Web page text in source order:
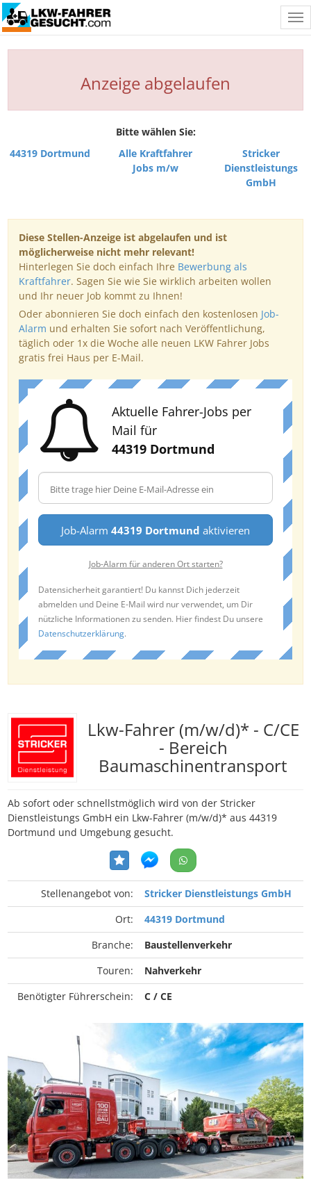
Anzeige abgelaufen
Bitte wählen Sie:
44319 Dortmund
Alle Kraftfahrer
Jobs m/w
Stricker
Dienstleistungs
GmbH
Diese Stellen-Anzeige ist abgelaufen und ist
möglicherweise nicht mehr relevant!
Hinterlegen Sie doch einfach Ihre Bewerbung als
Kraftfahrer. Sagen Sie wie Sie wirklich arbeiten wollen
und Ihr neuer Job kommt zu Ihnen!
Oder abonnieren Sie doch einfach den kostenlosen Job-
Alarm und erhalten Sie sofort nach Veröffentlichung,
täglich oder 1x die Woche alle neuen LKW Fahrer Jobs
gratis frei Haus per E-Mail.
Aktuelle Fahrer-Jobs per
Mail für
44319 Dortmund
Job-Alarm 44319 Dortmund aktivieren
Job-Alarm für anderen Ort starten?
Datensicherheit garantiert! Du kannst Dich jederzeit
abmelden und Deine E-Mail wird nur verwendet, um Dir
nützliche Informationen zu senden. Hier findest Du unsere
Datenschutzerklärung.
Lkw-Fahrer (m/w/d)* - C/CE
- Bereich
Baumaschinentransport
Ab sofort oder schnellstmöglich wird von der Stricker
Dienstleistungs GmbH ein Lkw-Fahrer (m/w/d)* aus 44319
Dortmund und Umgebung gesucht.
Stellenangebot von:
Stricker Dienstleistungs GmbH
Ort:
44319 Dortmund
Branche:
Baustellenverkehr
Touren:
Nahverkehr
Benötigter Führerschein:
C / CE